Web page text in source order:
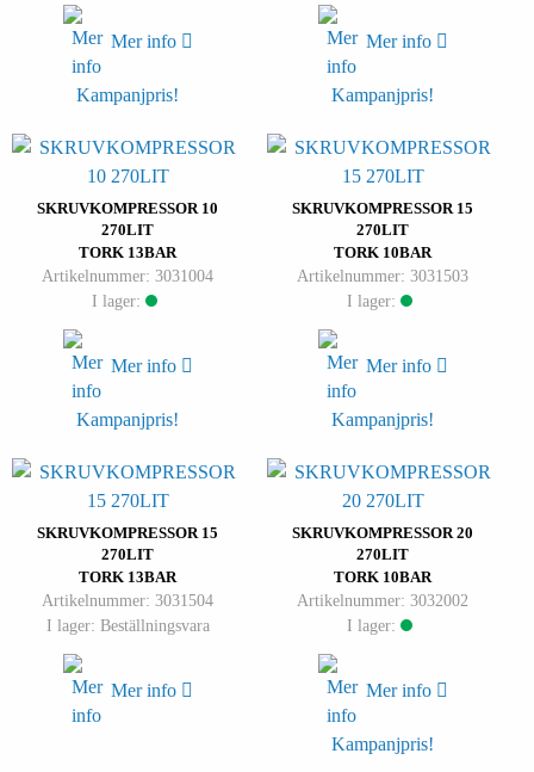
Mer info
Kampanjpris!
Mer info
Kampanjpris!
SKRUVKOMPRESSOR 10
270LIT
TORK 13BAR
Artikelnummer: 3031004
I lager:
Mer info
Kampanjpris!
SKRUVKOMPRESSOR 15
270LIT
TORK 10BAR
Artikelnummer: 3031503
I lager:
Mer info
Kampanjpris!
SKRUVKOMPRESSOR 15
270LIT
TORK 13BAR
Artikelnummer: 3031504
I lager: Beställningsvara
Mer info
SKRUVKOMPRESSOR 20
270LIT
TORK 10BAR
Artikelnummer: 3032002
I lager:
Mer info
Kampanjpris!